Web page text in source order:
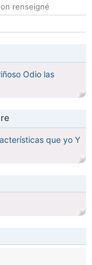
renseigné
Odio las
que yo Y